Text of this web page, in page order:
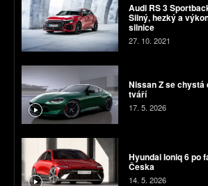
Audi RS 3
Silný, hezký a
silnice
27. 10. 2021
Nissan Z se chystá
tváří
17. 5. 2026
Hyundai Ioniq 6 po
Česka
14. 5. 2026